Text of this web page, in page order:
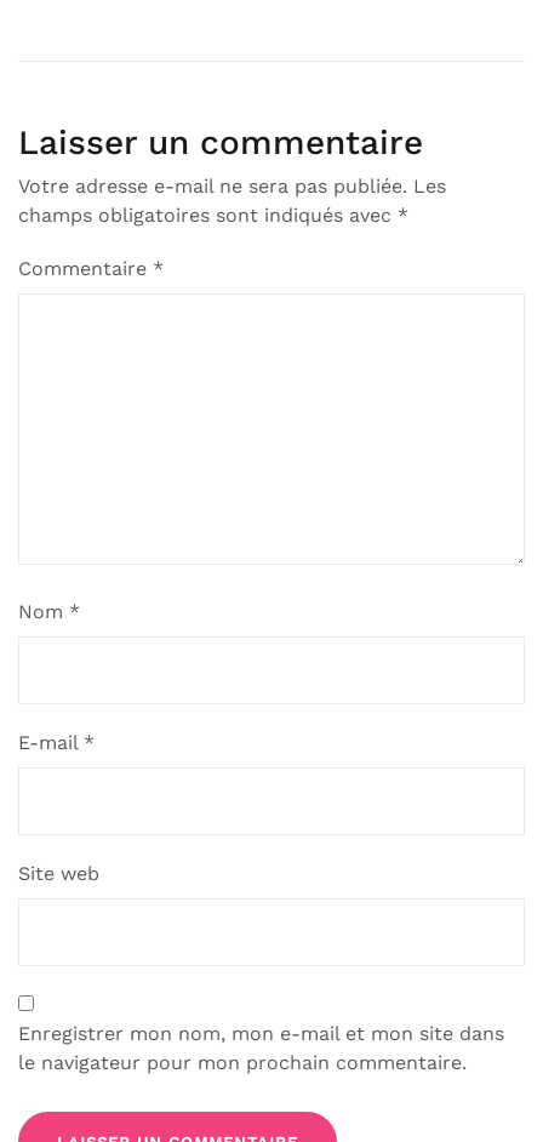
Laisser un commentaire
Votre adresse e-mail ne sera pas publiée. Les
champs obligatoires sont indiqués avec *
Commentaire *
Nom *
E-mail *
Site web
Enregistrer mon nom, mon e-mail et mon site dans
le navigateur pour mon prochain commentaire.